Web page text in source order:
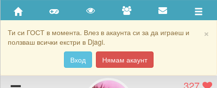
×
Ти си ГОСТ в момента. Влез в акаунта си за да играеш и
ползваш всички екстри в Djagi.
Вход
Нямам акаунт
Приятели
Хронология на игри